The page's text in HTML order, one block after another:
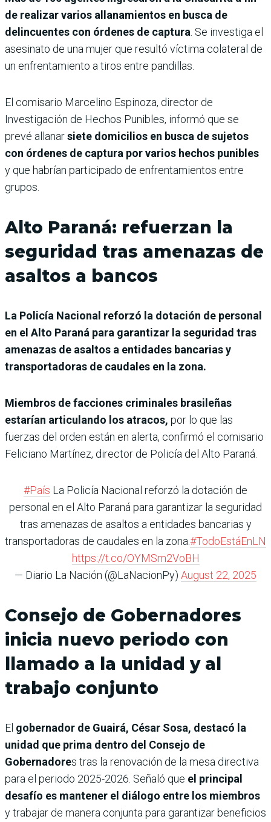
de realizar varios allanamientos en busca de
delincuentes con órdenes de captura . Se investiga el
asesinato de una mujer que resultó víctima colateral de
un enfrentamiento a tiros entre pandillas.
El comisario Marcelino Espinoza, director de
Investigación de Hechos Punibles, informó que se
prevé allanarsiete domicilios en busca de sujetos
con órdenes de captura por varios hechos punibles
y que habrían participado de enfrentamientos entre
grupos.
Alto Paraná: refuerzan la
seguridad tras amenazas de
asaltos a bancos
La Policía Nacional reforzó la dotación de personal
en el Alto Paraná para garantizar la seguridad tras
amenazas de asaltos a entidades bancarias y
transportadoras de caudales en la zona.
Miembros de facciones criminales brasileñas
estarían articulando los atracos, por lo que las
fuerzas del orden están en alerta, confirmó el comisario
Feliciano Martínez, director de Policía del Alto Paraná.
#País La Policía Nacional reforzó la dotación de
personal en el Alto Paraná para garantizar la seguridad
tras amenazas de asaltos a entidades bancarias y
transportadoras de caudales en la zona.#TodoEstáEnLN
https://t.co/OYMSm2VoBH
— Diario La Nación (@LaNacionPy) August 22, 2025
Consejo de Gobernadores
inicia nuevo periodo con
llamado a la unidad y al
trabajo conjunto
El gobernador de Guairá, César Sosa, destacó la
unidad que prima dentro del Consejo de
Gobernadores tras la renovación de la mesa directiva
para el periodo 2025-2026. Señaló que el principal
desafío es mantener el diálogo entre los miembros
y trabajar de manera conjunta para garantizar beneficios